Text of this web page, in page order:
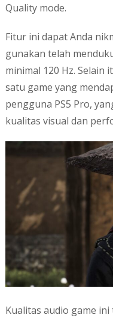
Quality mode.
Fitur ini dapat Anda
gunakan telah
minimal 120 Hz. Selain
satu game yang
pengguna PS5 Pro,
kualitas visual dan
Kualitas audio game